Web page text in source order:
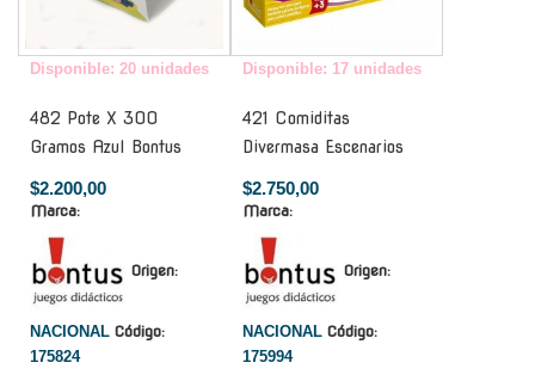
Disponible: 20 unidades
482 Pote X 300
Gramos Azul Bontus
$2.200,00
Marca:
Origen:
NACIONAL Código:
175824
Disponible: 17 unidades
421 Comiditas
Divermasa Escenarios
$2.750,00
Marca:
Origen:
NACIONAL Código:
175994